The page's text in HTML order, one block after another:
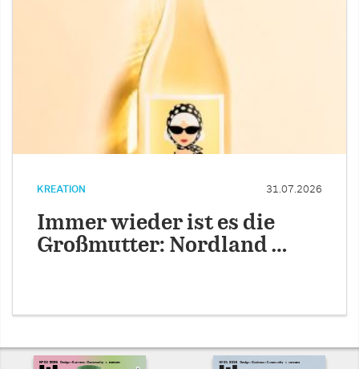
KREATION 31.07.2026
Immer wieder ist es die
Großmutter: Nordland …